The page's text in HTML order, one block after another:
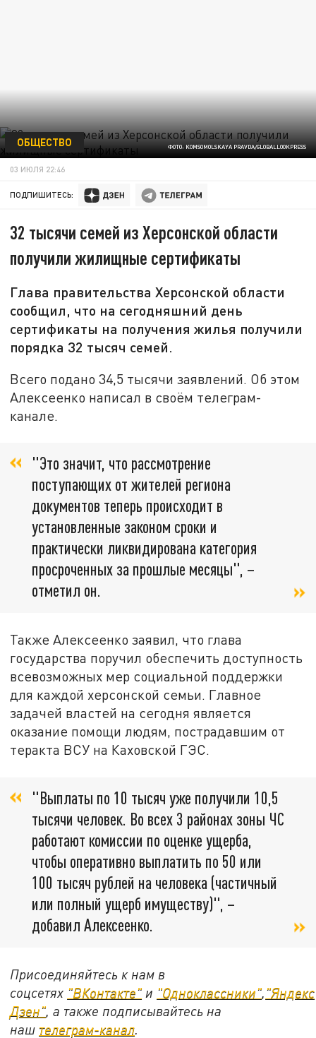
ФОТО: KOMSOMOLSKAYA PRAVDA/GLOBALLOOKPRESS
ОБЩЕСТВО
03 ИЮЛЯ 22:46
ПОДПИШИТЕСЬ:
32 тысячи семей из Херсонской области
получили жилищные сертификаты
Глава правительства Херсонской области
сообщил, что на сегодняшний день
сертификаты на получения жилья получили
порядка 32 тысяч семей.
Всего подано 34,5 тысячи заявлений. Об этом
Алексеенко написал в своём телеграм-
канале.
"Это значит, что рассмотрение
поступающих от жителей региона
документов теперь происходит в
установленные законом сроки и
практически ликвидирована категория
просроченных за прошлые месяцы", –
отметил он.
Также Алексеенко заявил, что глава
государства поручил обеспечить доступность
всевозможных мер социальной поддержки
для каждой херсонской семьи. Главное
задачей властей на сегодня является
оказание помощи людям, пострадавшим от
теракта ВСУ на Каховской ГЭС.
"Выплаты по 10 тысяч уже получили 10,5
тысячи человек. Во всех 3 районах зоны ЧС
работают комиссии по оценке ущерба,
чтобы оперативно выплатить по 50 или
100 тысяч рублей на человека (частичный
или полный ущерб имуществу)", –
добавил Алексеенко.
Присоединяйтесь к нам в
соцсетях "ВКонтакте" и "Одноклассники", "Яндекс
Дзен", а также подписывайтесь на
наш телеграм-канал.